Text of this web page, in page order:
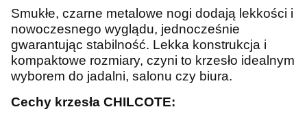
Smukłe, czarne metalowe nogi dodają lekkości i
nowoczesnego wyglądu, jednocześnie
gwarantując stabilność. Lekka konstrukcja i
kompaktowe rozmiary, czyni to krzesło idealnym
wyborem do jadalni, salonu czy biura.
Cechy krzesła CHILCOTE: